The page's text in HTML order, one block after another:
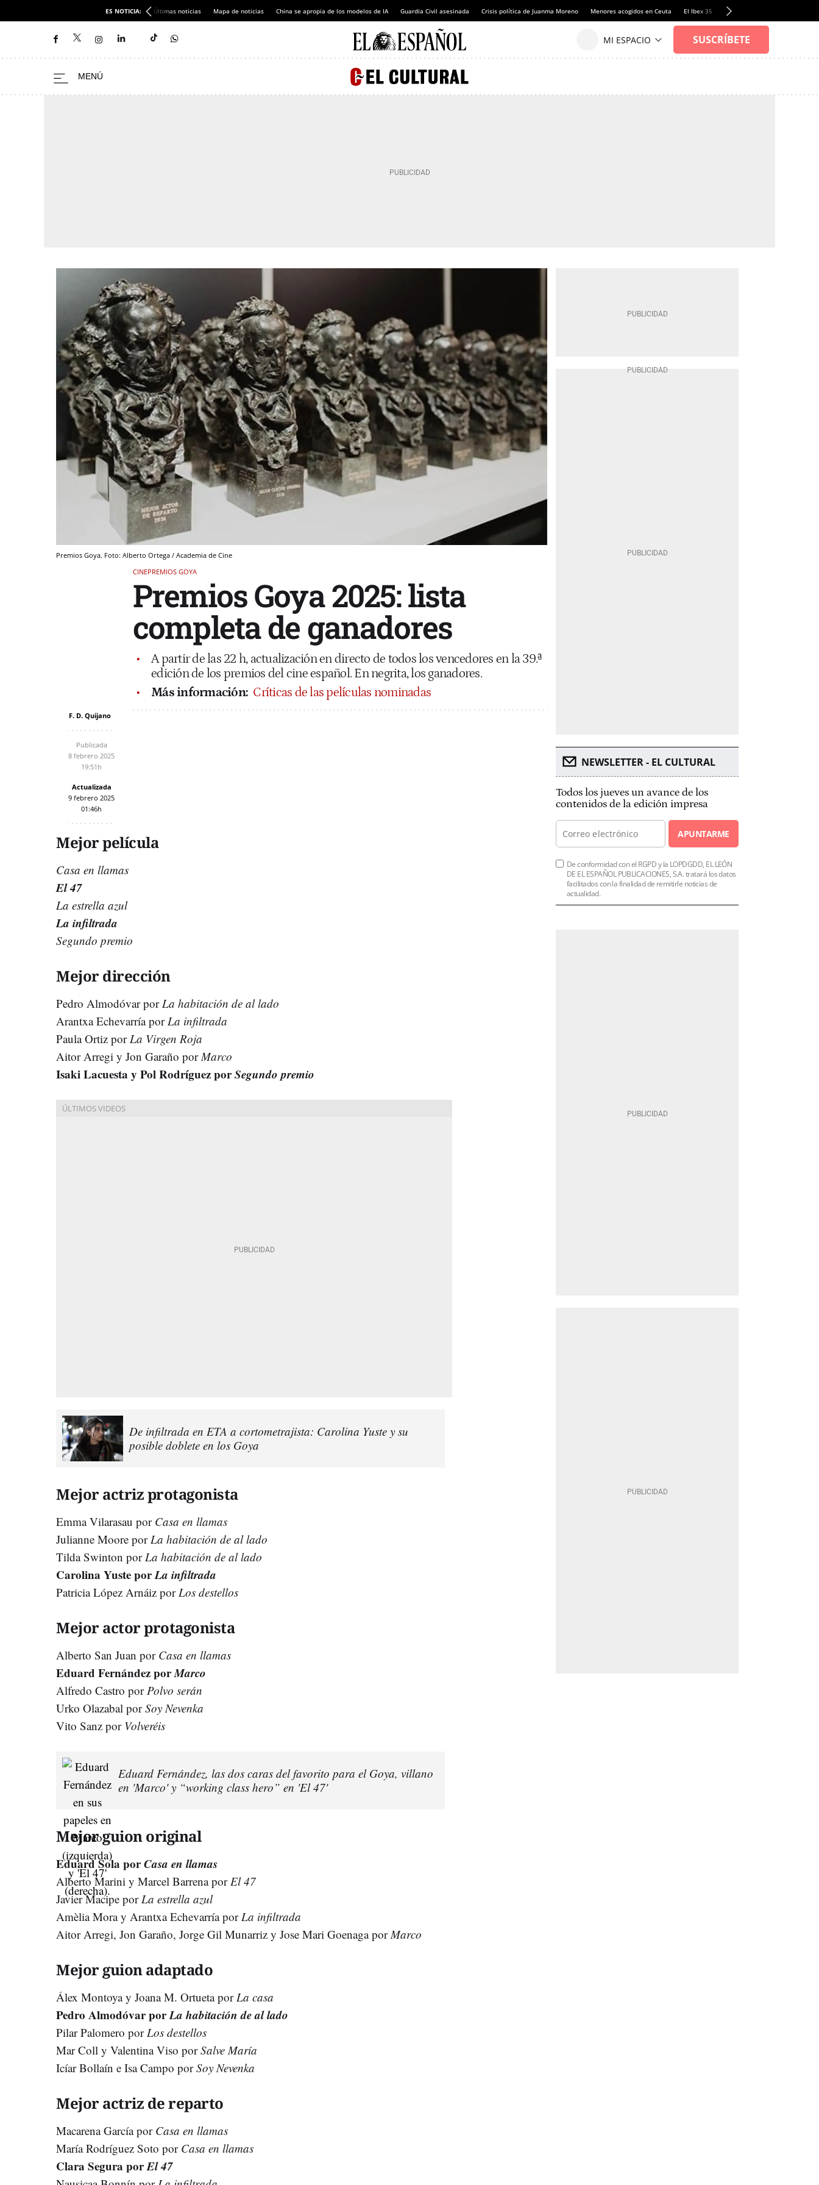
ES NOTICIA: Últimas noticias Mapa de noticias China se apropia de los modelos de IA Guardia Civil asesinada Crisis política de Juanma Moreno Menores acogidos en Ceuta El Ibex 35 Llamadas de alerta Sánchez
Premios Goya. Foto: Alberto Ortega / Academia de Cine
CINEPREMIOS GOYA
Premios Goya 2025: lista
completa de ganadores
A partir de las 22 h, actualización en directo de todos los vencedores en la 39.ª
edición de los premios del cine español. En negrita, los ganadores.
Más información: Críticas de las películas nominadas
F. D. Quijano
Publicada
8 febrero 2025
19:51h
Actualizada
9 febrero 2025
01:46h
Mejor película
Casa en llamas
El 47
La estrella azul
La infiltrada
Segundo premio
Mejor dirección
Pedro Almodóvar por La habitación de al lado
Arantxa Echevarría por La infiltrada
Paula Ortiz por La Virgen Roja
Aitor Arregi y Jon Garaño por Marco
Isaki Lacuesta y Pol Rodríguez porSegundo premio
De infiltrada en ETA a cortometrajista: Carolina Yuste y su
posible doblete en los Goya
Mejor actriz protagonista
Emma Vilarasau por Casa en llamas
Julianne Moore por La habitación de al lado
Tilda Swinton por La habitación de al lado
Carolina Yuste porLa infiltrada
Patricia López Arnáiz por Los destellos
Mejor actor protagonista
Alberto San Juan por Casa en llamas
Eduard Fernández porMarco
Alfredo Castro por Polvo serán
Urko Olazabal porSoy Nevenka
Vito Sanz por Volveréis
Eduard Fernández, las dos caras del favorito para el Goya, villano
en 'Marco' y “working class hero” en 'El 47'
Mejor guion original
Eduard Sola porCasa en llamas
Alberto Marini y Marcel Barrena por El 47
Javier Macipe por La estrella azul
Amèlia Mora y Arantxa Echevarría por La infiltrada
Aitor Arregi, Jon Garaño, Jorge Gil Munarriz y Jose Mari Goenaga por Marco
Mejor guion adaptado
Álex Montoya y Joana M. Ortueta por La casa
Pedro Almodóvar porLa habitación de al lado
Pilar Palomero por Los destellos
Mar Coll y Valentina Viso porSalve María
Icíar Bollaín e Isa Campo porSoy Nevenka
Mejor actriz de reparto
Macarena García por Casa en llamas
María Rodríguez Soto por Casa en llamas
Clara Segura porEl 47
NEWSLETTER - EL CULTURAL
Todos los jueves un avance de los
contenidos de la edición impresa
APUNTARME
De conformidad con el RGPD y la LOPDGDD, EL LEÓN
DE EL ESPAÑOL PUBLICACIONES, S.A. tratará los datos
facilitados con la finalidad de remitirle noticias de
actualidad.